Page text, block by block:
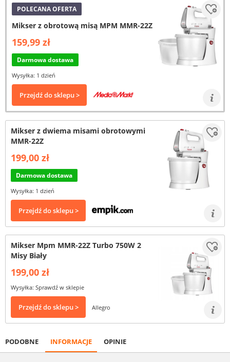
POLECANA OFERTA
Mikser z obrotową misą MPM MMR-22Z
159,99 zł
Darmowa dostawa
Wysyłka: 1 dzień
Przejdź do sklepu >
Mikser z dwiema misami obrotowymi
MMR-22Z
199,00 zł
Darmowa dostawa
Wysyłka: 1 dzień
Przejdź do sklepu >
Mikser Mpm MMR-22Z Turbo 750W 2
Misy Biały
199,00 zł
Wysyłka: Sprawdź w sklepie
Przejdź do sklepu > Allegro
PODOBNE INFORMACJE OPINIE